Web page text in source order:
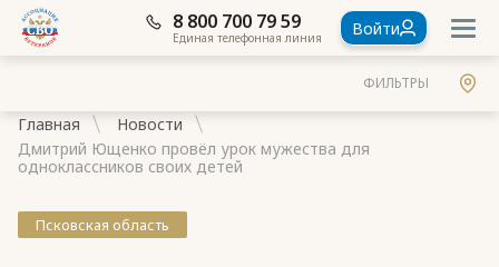
8 800 700 79 59
Единая телефонная линия Войти
ФИЛЬТРЫ
Главная
Новости
Дмитрий Ющенко провёл урок мужества для
одноклассников своих детей
Псковская область